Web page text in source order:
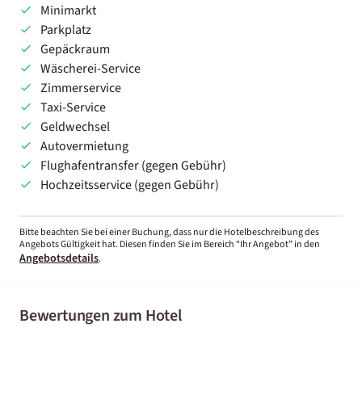
Minimarkt
Parkplatz
Gepäckraum
Wäscherei-Service
Zimmerservice
Taxi-Service
Geldwechsel
Autovermietung
Flughafentransfer (gegen Gebühr)
Hochzeitsservice (gegen Gebühr)
Bitte beachten Sie bei einer Buchung, dass nur die Hotelbeschreibung des
Angebots Gültigkeit hat. Diesen finden Sie im Bereich “Ihr Angebot” in den
Angebotsdetails.
Bewertungen zum Hotel